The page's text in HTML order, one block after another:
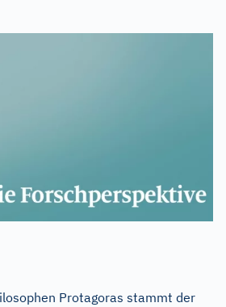
Protagoras stammt der